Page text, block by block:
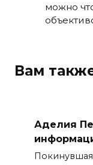
можно
Вам
Аделия
Покинувшая